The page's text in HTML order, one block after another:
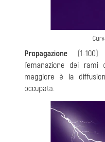
Propagazione (1-
l'emanazione dei
maggiore è la
occupata.